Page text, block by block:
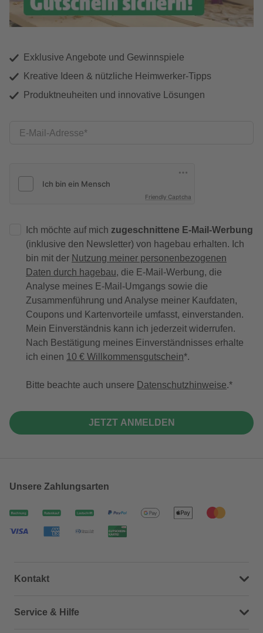
Exklusive Angebote und Gewinnspiele
Kreative Ideen & nützliche Heimwerker-Tipps
Produktneuheiten und innovative Lösungen
E-Mail-Adresse
Friendly Captcha
Ich möchte auf mich zugeschnittene E-Mail-Werbung
(inklusive den Newsletter) von hagebau erhalten. Ich
bin mit der Nutzung meiner personenbezogenen
Daten durch hagebau, die E-Mail-Werbung, die
Analyse meines E-Mail-Umgangs sowie die
Zusammenführung und Analyse meiner Kaufdaten,
Coupons und Kartenvorteile umfasst, einverstanden.
Mein Einverständnis kann ich jederzeit widerrufen.
Nach Bestätigung meines Einverständnisses erhalte
ich einen 10 € Willkommensgutschein*.
Bitte beachte auch unsere Datenschutzhinweise.
JETZT ANMELDEN
Unsere Zahlungsarten
Kontakt
Dein Kontakt zu uns
Service & Hilfe